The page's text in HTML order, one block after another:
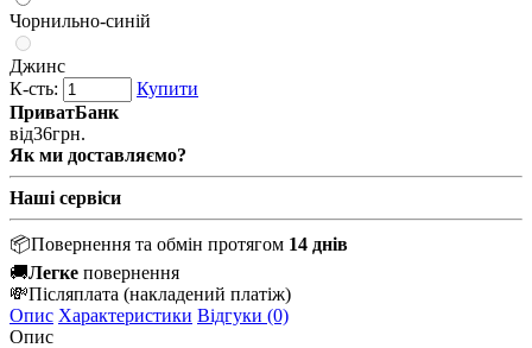
Чорнильно-синій
Джинс
К-сть:
Купити
ПриватБанк
від36грн.
Як ми доставляємо?
Наші сервіси
📦Повернення та обмін протягом 14 днів
🚚Легке повернення
💸Післяплата (накладений платіж)
Опис Характеристики Відгуки (0)
Опис